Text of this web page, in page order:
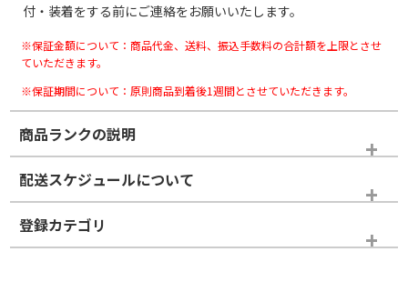
付・装着をする前にご連絡をお願いいたします。
※保証金額について：商品代金、送料、振込手数料の合計額を上限とさせ
ていただきます。
※保証期間について：原則商品到着後1週間とさせていただきます。
商品ランクの説明
※商品ランクは出品者の主観により判断しておりますので、あら
かじめご了承ください。
ホイールランク
配送スケジュールについて
登録カテゴリ
スタッドレスタイヤホイールセット